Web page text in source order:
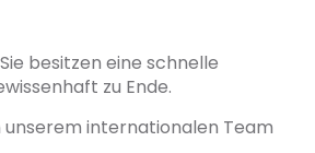
besitzen eine schnelle
zu Ende.
internationalen Team